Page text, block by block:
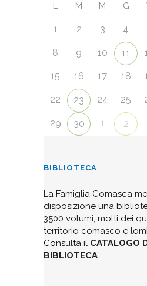
L M M G
1 2 3 4
8 9 10 11
15 16 17 18
22 23 24 25
29 30 1 2
BIBLIOTECA
La Famiglia Comasca
disposizione una
3500 volumi, molti dei
territorio comasco e
Consulta il CATALOGO
BIBLIOTECA.